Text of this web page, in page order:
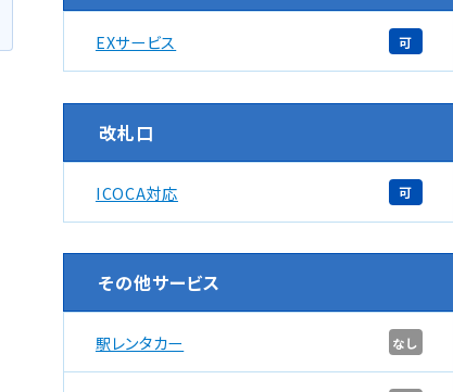
EXサービス 可
改札口
ICOCA対応 可
その他サービス
駅レンタカー なし